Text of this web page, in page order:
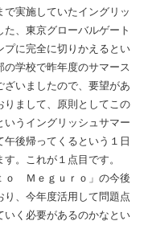
実施していたイングリッ
、東京グローバルゲート
プに完全に切りかえるとい
学校で昨年度のサマース
いましたので、要望があ
りまして、原則としてこの
いうイングリッシュサマー
後帰ってくるという１日
。これが１点目です。
Ｍｅｇｕｒｏ」の今後
、今年度活用して問題点
いく必要があるのかなとい